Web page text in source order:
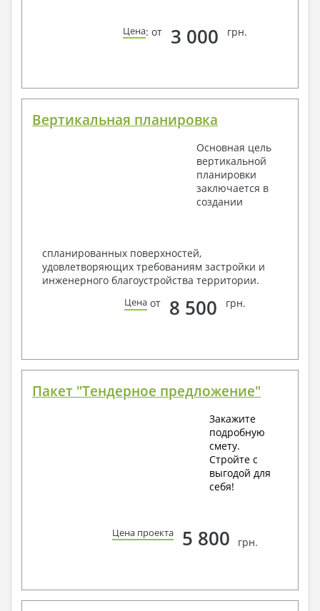
Цена: от 3 000 грн.
Вертикальная планировка
Основная цель
вертикальной
планировки
заключается в
создании
спланированных поверхностей,
удовлетворяющих требованиям застройки и
инженерного благоустройства территории.
Цена от 8 500 грн.
Пакет "Тендерное предложение"
Закажите
подробную
смету.
Стройте с
выгодой для
себя!
Цена проекта 5 800 грн.